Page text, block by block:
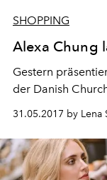
SHOPPING
Alexa Chung
Gestern
der Danish
31.05.2017 by Lena